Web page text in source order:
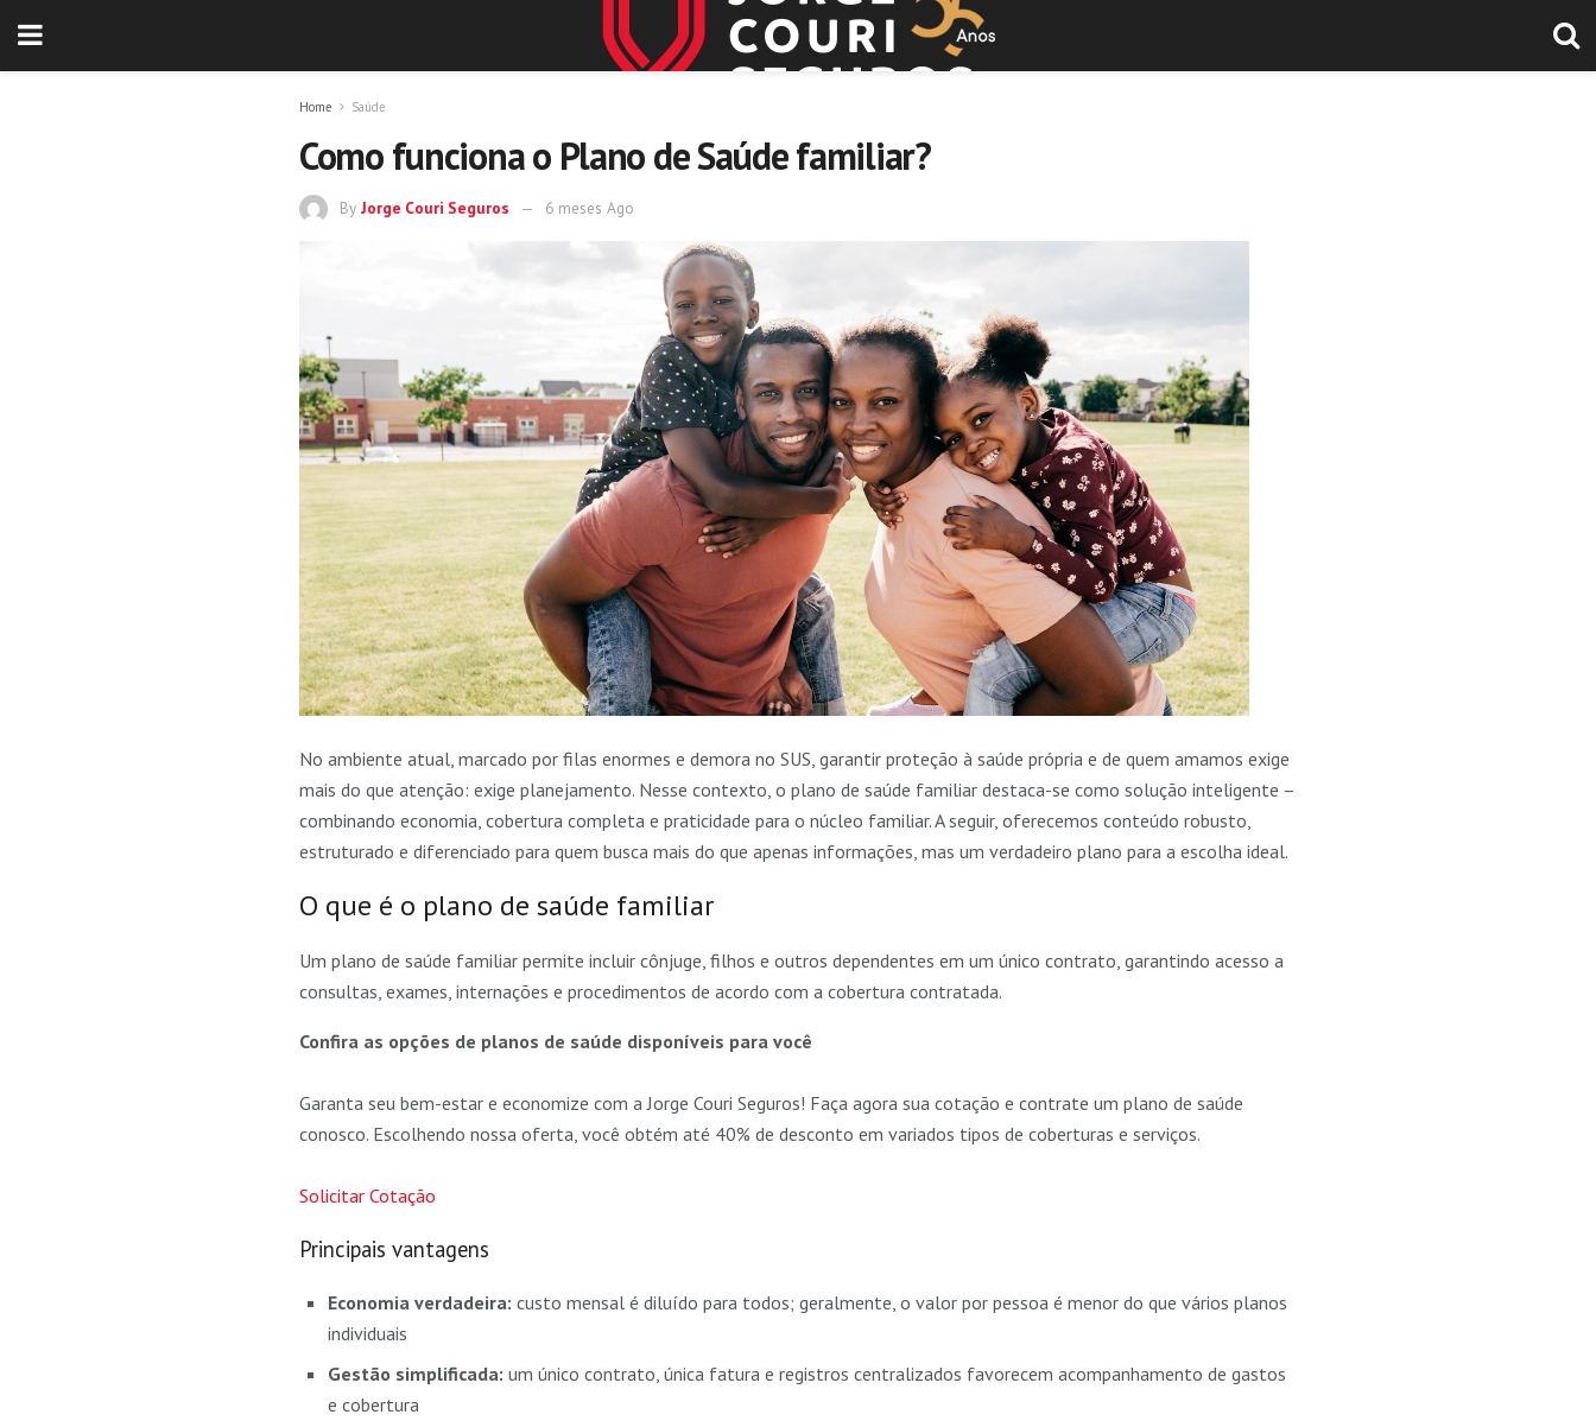
Home Saúde
Como funciona o Plano de Saúde familiar?
By Jorge Couri Seguros 6 meses Ago
No ambiente atual, marcado por filas enormes e demora no SUS, garantir proteção à saúde própria e de quem amamos exige
mais do que atenção: exige planejamento. Nesse contexto, o plano de saúde familiar destaca-se como solução inteligente –
combinando economia, cobertura completa e praticidade para o núcleo familiar. A seguir, oferecemos conteúdo robusto,
estruturado e diferenciado para quem busca mais do que apenas informações, mas um verdadeiro plano para a escolha ideal.
O que é o plano de saúde familiar
Um plano de saúde familiar permite incluir cônjuge, filhos e outros dependentes em um único contrato, garantindo acesso a
consultas, exames, internações e procedimentos de acordo com a cobertura contratada.
Confira as opções de planos de saúde disponíveis para você
Garanta seu bem-estar e economize com a Jorge Couri Seguros! Faça agora sua cotação e contrate um plano de saúde
conosco. Escolhendo nossa oferta, você obtém até 40% de desconto em variados tipos de coberturas e serviços.
Solicitar Cotação
Principais vantagens
Economia verdadeira: custo mensal é diluído para todos; geralmente, o valor por pessoa é menor do que vários planos
individuais
Gestão simplificada: um único contrato, única fatura e registros centralizados favorecem acompanhamento de gastos
e cobertura